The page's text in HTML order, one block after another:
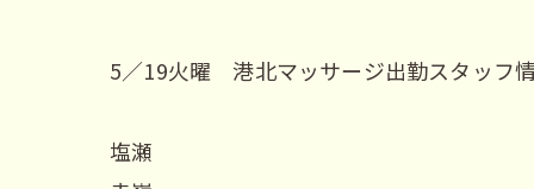
5／19火曜 港北マッサージ出勤スタッフ
塩瀬